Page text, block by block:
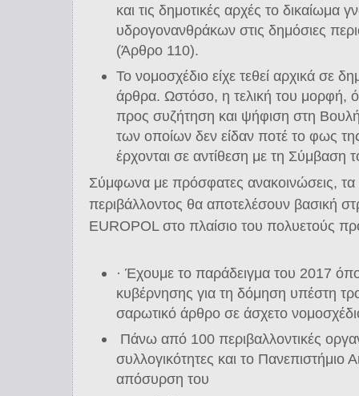
και τις δημοτικές αρχές το δικαίωμα
υδρογονανθράκων στις δημόσιες
(Άρθρο 110).
Το νομοσχέδιο είχε τεθεί αρχικά σε
άρθρα. Ωστόσο, η τελική του μορφή,
προς συζήτηση και ψήφιση στη
των οποίων δεν είδαν ποτέ το φως
έρχονται σε αντίθεση με τη Σύμβαση
Σύμφωνα με πρόσφατες ανακοινώσεις, τα
περιβάλλοντος θα αποτελέσουν βασική
EUROPOL στο πλαίσιο του πολυετούς
· Έχουμε το παράδειγμα του 2017
κυβέρνησης για τη δόμηση υπέστη
σαρωτικό άρθρο σε άσχετο
Πάνω από 100 περιβαλλοντικές
συλλογικότητες και το Πανεπιστήμιο
απόσυρση του